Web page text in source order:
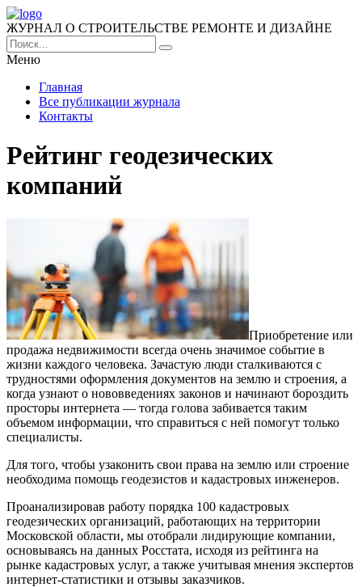
ЖУРНАЛ О СТРОИТЕЛЬСТВЕ РЕМОНТЕ И ДИЗАЙНЕ
Меню
Главная
Все публикации журнала
Контакты
Рейтинг геодезических
компаний
Приобретение или
продажа недвижимости всегда очень значимое событие в
жизни каждого человека. Зачастую люди сталкиваются с
трудностями оформления документов на землю и строения, а
когда узнают о нововведениях законов и начинают бороздить
просторы интернета — тогда голова забивается таким
объемом информации, что справиться с ней помогут только
специалисты.
Для того, чтобы узаконить свои права на землю или строение
необходима помощь геодезистов и кадастровых инженеров.
Проанализировав работу порядка 100 кадастровых
геодезических организаций, работающих на территории
Московской области, мы отобрали лидирующие компании,
основываясь на данных Росстата, исходя из рейтинга на
рынке кадастровых услуг, а также учитывая мнения экспертов
интернет-статистики и отзывы заказчиков.